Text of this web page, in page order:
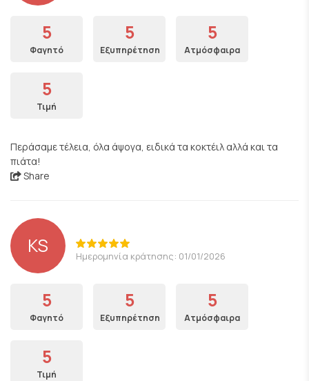
5
Φαγητό
5
Εξυπηρέτηση
5
Ατμόσφαιρα
5
Τιμή
Περάσαμε τέλεια, όλα άψογα, ειδικά τα κοκτέιλ αλλά και τα
πιάτα!
Share
KS Ημερομηνία κράτησης: 01/01/2026
5
Φαγητό
5
Εξυπηρέτηση
5
Ατμόσφαιρα
5
Τιμή